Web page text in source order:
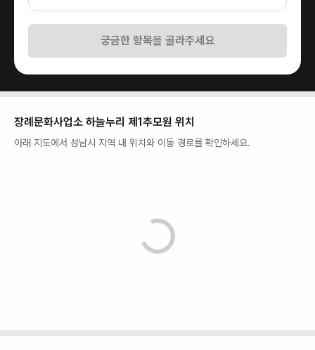
궁금한 항목을 골라주세요
장례문화사업소 하늘누리 제1추모원 위치
아래 지도에서 성남시 지역 내 위치와 이동 경로를 확인하세요.